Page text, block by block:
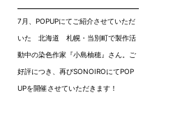
7月、POPUPにてご紹介させていただ
いた 北海道 札幌・当別町で製作活
動中の染色作家『小島柚穂』さん。ご
好評につき、再びSONOIROにてPOP
UPを開催させていただきます！